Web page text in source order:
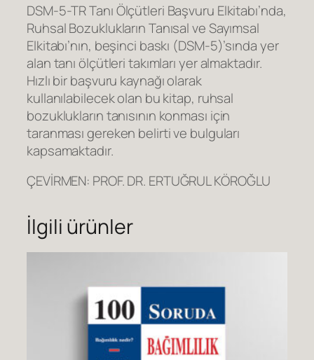
e
r
i
B
a
ş
v
u
r
u
E
l
DSM-5-TR Tanı Ölçütleri Başvuru Elkitabı’nda,
Ruhsal Bozuklukların Tanısal ve Sayımsal
Elkitabı’nın, beşinci baskı (DSM-5)’sında yer
alan tanı ölçütleri takımları yer almaktadır.
Hızlı bir başvuru kaynağı olarak
kullanılabilecek olan bu kitap, ruhsal
bozuklukların tanısının konması için
taranması gereken belirti ve bulguları
kapsamaktadır.
ÇEVİRMEN: PROF. DR. ERTUĞRUL KÖROĞLU
İlgili ürünler